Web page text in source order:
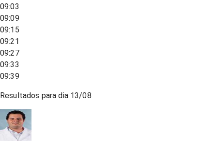
09:03
09:09
09:15
09:21
09:27
09:33
09:39
Resultados para dia 13/08